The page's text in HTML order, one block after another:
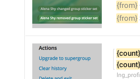
{from}
{from}
{count}
{count}